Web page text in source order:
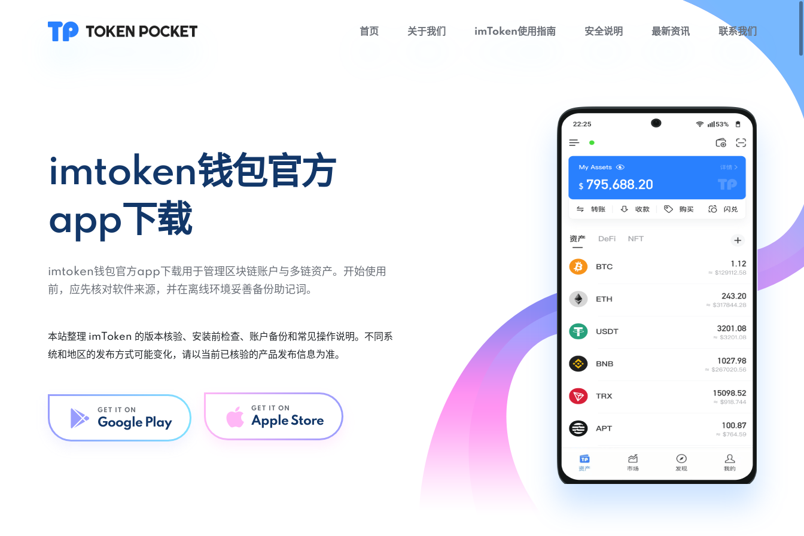
首页 关于我们 imToken使用指南 安全说明 最新资讯 联系我们
imtoken钱包官方
app下载
imtoken钱包官方app下载用于管理区块链账户与多链资产。开始使用
前，应先核对软件来源，并在离线环境妥善备份助记词。
本站整理 imToken 的版本核验、安装前检查、账户备份和常见操作说明。不同系
统和地区的发布方式可能变化，请以当前已核验的产品发布信息为准。
GET IT ON
Google Play
GET IT ON
Apple Store